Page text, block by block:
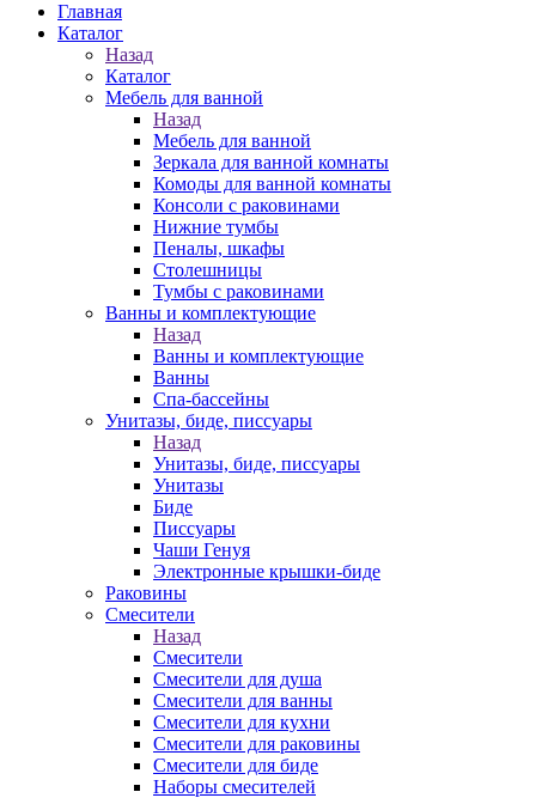
Главная
Каталог
Назад
Каталог
Мебель для ванной
Назад
Мебель для ванной
Зеркала для ванной комнаты
Комоды для ванной комнаты
Консоли с раковинами
Нижние тумбы
Пеналы, шкафы
Столешницы
Тумбы с раковинами
Ванны и комплектующие
Назад
Ванны и комплектующие
Ванны
Спа-бассейны
Унитазы, биде, писсуары
Назад
Унитазы, биде, писсуары
Унитазы
Биде
Писсуары
Чаши Генуя
Электронные крышки-биде
Раковины
Смесители
Назад
Смесители
Смесители для душа
Смесители для ванны
Смесители для кухни
Смесители для раковины
Смесители для биде
Наборы смесителей